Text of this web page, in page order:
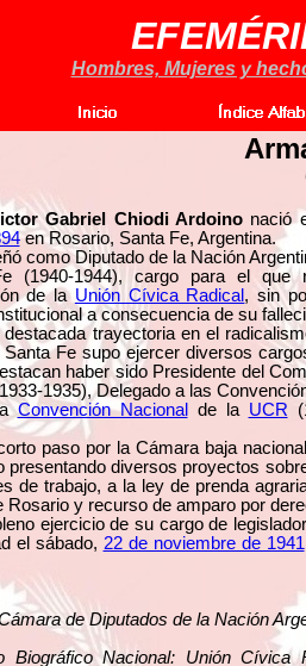
Hombres, Mujeres y
Gabriel Chiodi Ardoinonació
en Rosario, Santa Fe, Argentina.
como Diputado de la Nación
(1940-1944), cargo para el que
de la Unión Cívica Radical , sin
a consecuencia de su
destacada trayectoria en el
Santa Fe supo ejercer diversos
haber sido Presidente del
1935), Delegado a las
Convención Nacional de la UCR
paso por la Cámara baja
presentando diversos proyectos
de trabajo, a la ley de prenda
Rosario y recurso de amparo por
ejercicio de su cargo de
el sábado, 22 de noviembre de 1941
de Diputados de la Nación
Biográfico Nacional: Unión Cívica